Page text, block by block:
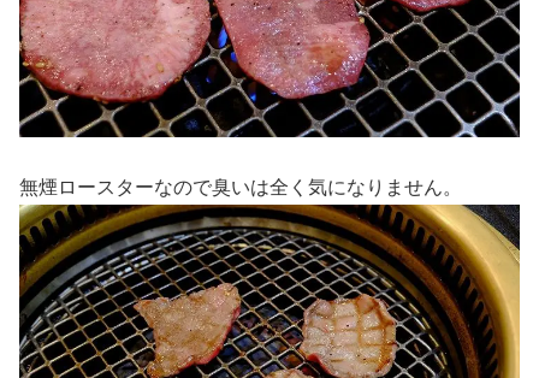
無煙ロースターなので臭いは全く気になりません。